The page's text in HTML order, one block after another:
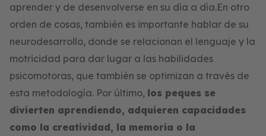
aprender y de desenvolverse en su día a día.En otro
orden de cosas, también es importante hablar de su
neurodesarrollo, donde se relacionan el lenguaje y la
motricidad para dar lugar a las habilidades
psicomotoras, que también se optimizan a través de
esta metodología. Por último, los peques se
divierten aprendiendo, adquieren capacidades
como la creatividad, la memoria o la